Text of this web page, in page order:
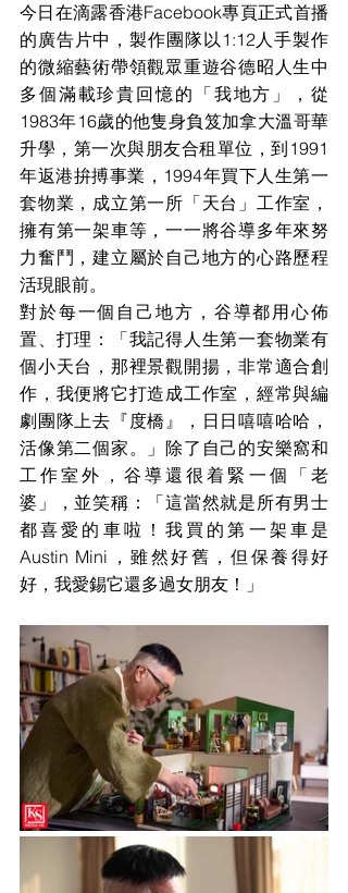
今日在滴露香港Facebook專頁正式首播
的廣告片中，製作團隊以1:12人手製作
的微縮藝術帶領觀眾重遊谷德昭人生中
多個滿載珍貴回憶的「我地方」，從
1983年16歲的他隻身負笈加拿大溫哥華
升學，第一次與朋友合租單位，到1991
年返港拚搏事業，1994年買下人生第一
套物業，成立第一所「天台」工作室，
擁有第一架車等，一一將谷導多年來努
力奮鬥，建立屬於自己地方的心路歷程
活現眼前。
對於每一個自己地方，谷導都用心佈
置、打理：「我記得人生第一套物業有
個小天台，那裡景觀開揚，非常適合創
作，我便將它打造成工作室，經常與編
劇團隊上去『度橋』，日日嘻嘻哈哈，
活像第二個家。」除了自己的安樂窩和
工作室外，谷導還很着緊一個「老
婆」，並笑稱：「這當然就是所有男士
都喜愛的 車啦 ！我買的第一架車是
Austin Mini，雖然好舊，但保養得好
好，我愛錫它還多過女朋友！」